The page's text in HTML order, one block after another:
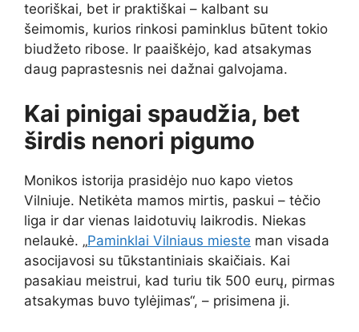
teoriškai, bet ir praktiškai – kalbant su
šeimomis, kurios rinkosi paminklus būtent tokio
biudžeto ribose. Ir paaiškėjo, kad atsakymas
daug paprastesnis nei dažnai galvojama.
Kai pinigai spaudžia, bet
širdis nenori pigumo
Monikos istorija prasidėjo nuo kapo vietos
Vilniuje. Netikėta mamos mirtis, paskui – tėčio
liga ir dar vienas laidotuvių laikrodis. Niekas
nelaukė. „Paminklai Vilniaus mieste man visada
asocijavosi su tūkstantiniais skaičiais. Kai
pasakiau meistrui, kad turiu tik 500 eurų, pirmas
atsakymas buvo tylėjimas“, – prisimena ji.